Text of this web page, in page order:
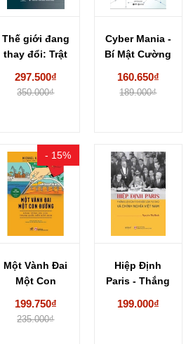
Thế giới đang
thay đổi: Trật
297.500₫
350.000₫
Cyber Mania -
Bí Mật Cường
160.650₫
189.000₫
- 15%
Một Vành Đai
Một Con
199.750₫
235.000₫
Hiệp Định
Paris - Thắng
199.000₫